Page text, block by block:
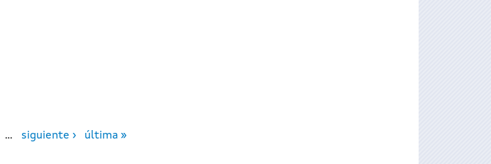
… siguiente › última »